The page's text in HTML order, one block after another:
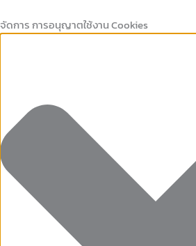
จัดการ การอนุญาตใช้งาน Cookies
ที่
จำเป็น
เก็บ
สถิติ
to